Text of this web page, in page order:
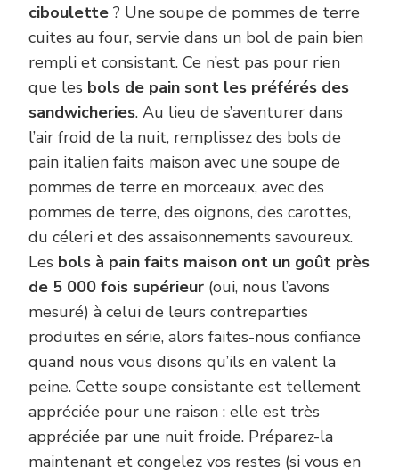
ciboulette ? Une soupe de pommes de terre
cuites au four, servie dans un bol de pain bien
rempli et consistant. Ce n’est pas pour rien
que les bols de pain sont les préférés des
sandwicheries. Au lieu de s’aventurer dans
l’air froid de la nuit, remplissez des bols de
pain italien faits maison avec une soupe de
pommes de terre en morceaux, avec des
pommes de terre, des oignons, des carottes,
du céleri et des assaisonnements savoureux.
Les bols à pain faits maison ont un goût près
de 5 000 fois supérieur (oui, nous l’avons
mesuré) à celui de leurs contreparties
produites en série, alors faites-nous confiance
quand nous vous disons qu’ils en valent la
peine. Cette soupe consistante est tellement
appréciée pour une raison : elle est très
appréciée par une nuit froide. Préparez-la
maintenant et congelez vos restes (si vous en